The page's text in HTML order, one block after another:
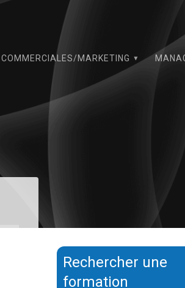
COMMERCIALES/MARKETING
Rechercher une
formation